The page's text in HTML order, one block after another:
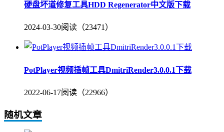
硬盘坏道修复工具HDD Regenerator中文版下载
2024-03-30阅读（23471）
PotPlayer视频插帧工具DmitriRender3.0.0.1下载
2022-06-17阅读（22966）
随机文章